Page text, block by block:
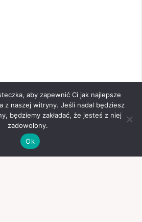
aby zapewnić Ci jak najlepsze
z naszej witryny. Jeśli nadal będziesz
będziemy zakładać, że jesteś z niej
zadowolony.
Ok